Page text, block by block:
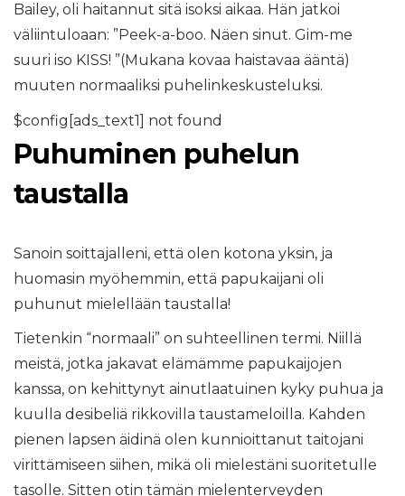
Bailey, oli haitannut sitä isoksi aikaa. Hän jatkoi
väliintuloaan: ”Peek-a-boo. Näen sinut. Gim-me
suuri iso KISS! ”(Mukana kovaa haistavaa ääntä)
muuten normaaliksi puhelinkeskusteluksi.
$config[ads_text1] not found
Puhuminen puhelun
taustalla
Sanoin soittajalleni, että olen kotona yksin, ja
huomasin myöhemmin, että papukaijani oli
puhunut mielellään taustalla!
Tietenkin “normaali” on suhteellinen termi. Niillä
meistä, jotka jakavat elämämme papukaijojen
kanssa, on kehittynyt ainutlaatuinen kyky puhua ja
kuulla desibeliä rikkovilla taustameloilla. Kahden
pienen lapsen äidinä olen kunnioittanut taitojani
virittämiseen siihen, mikä oli mielestäni suoritetulle
tasolle. Sitten otin tämän mielenterveyden